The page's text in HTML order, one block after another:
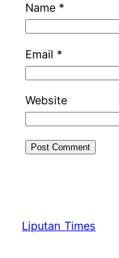
Name *
Email *
Website
Liputan Times